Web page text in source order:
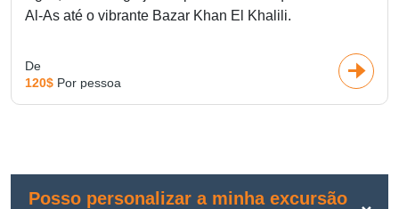
Al-As até o vibrante Bazar Khan El Khalili.
De
120$ Por pessoa
Posso personalizar a minha excursão